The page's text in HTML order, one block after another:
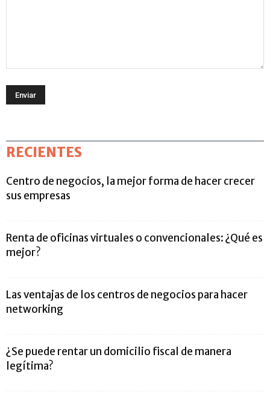
RECIENTES
Centro de negocios, la mejor forma de hacer crecer
sus empresas
Renta de oficinas virtuales o convencionales: ¿Qué es
mejor?
Las ventajas de los centros de negocios para hacer
networking
¿Se puede rentar un domicilio fiscal de manera
legítima?